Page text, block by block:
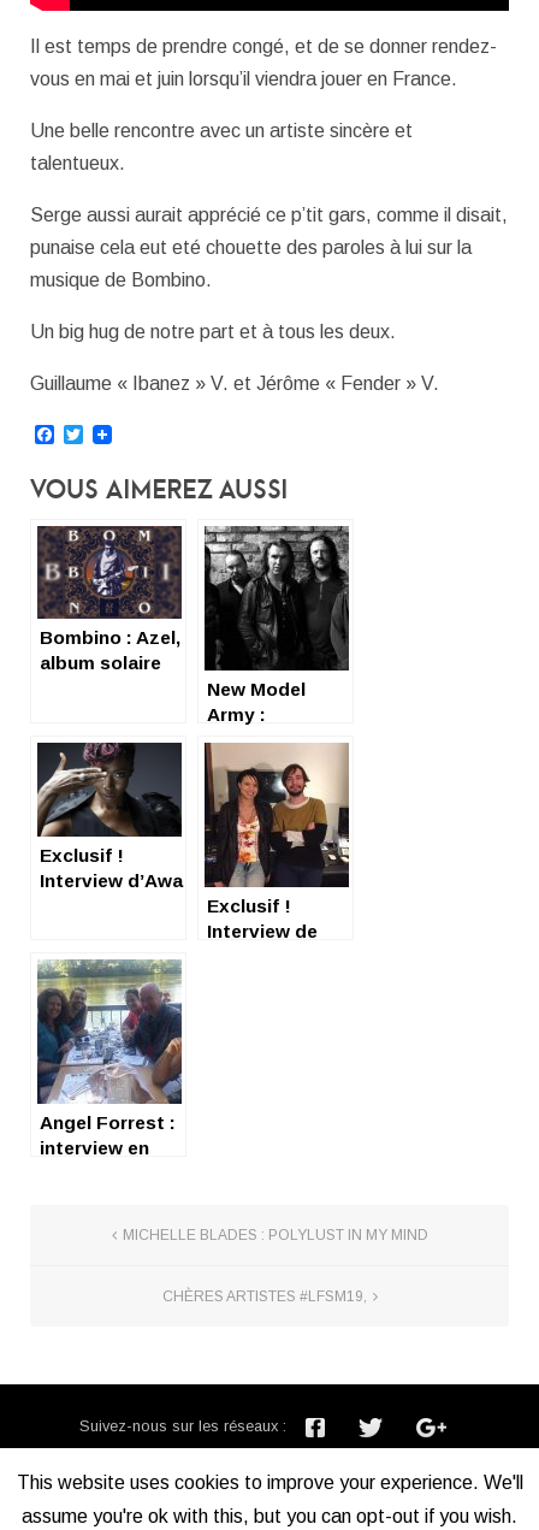
Il est temps de prendre congé, et de se donner rendez-
vous en mai et juin lorsqu’il viendra jouer en France.
Une belle rencontre avec un artiste sincère et
talentueux.
Serge aussi aurait apprécié ce p’tit gars, comme il disait,
punaise cela eut eté chouette des paroles à lui sur la
musique de Bombino.
Un big hug de notre part et à tous les deux.
Guillaume « Ibanez » V. et Jérôme « Fender » V.
Facebook
Twitter
Vous Aimerez Aussi
Bombino : Azel,
album solaire
New Model
Army :
interview et
review
(admiratives)
Exclusif !
Interview d’Awa
Exclusif !
Interview de
Angel Forrest :
interview en
MICHELLE BLADES : POLYLUST IN MY MIND
CHÈRES ARTISTES #LFSM19,
Suivez-nous sur les réseaux :
This website uses cookies to improve your experience. We'll
assume you're ok with this, but you can opt-out if you wish.